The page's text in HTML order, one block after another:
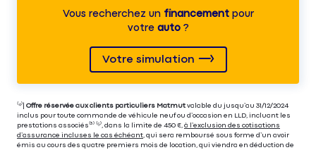
Vous recherchez unfinancementpour
votre auto?
Votre simulation
⁽⁴⁾| Offre réservée aux clients particuliers Matmut valable du jusqu’au 31/12/2024
inclus pour toute commande de véhicule neuf ou d’occasion en LLD, incluant les
prestations associés⁽³⁾ ⁽⁵⁾, dans la limite de 450 €, à l’exclusion des cotisations
d’assurance incluses le cas échéant , qui sera remboursé sous forme d’un avoir
émis au cours des quatre premiers mois de location, qui viendra en déduction de